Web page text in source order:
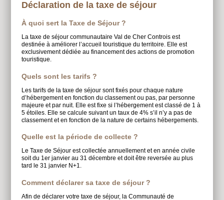
Déclaration de la taxe de séjour
À quoi sert la Taxe de Séjour ?
La taxe de séjour communautaire Val de Cher Controis est
destinée à améliorer l’accueil touristique du territoire. Elle est
exclusivement dédiée au financement des actions de promotion
touristique.
Quels sont les tarifs ?
Les tarifs de la taxe de séjour sont fixés pour chaque nature
d’hébergement en fonction du classement ou pas, par personne
majeure et par nuit. Elle est fixe si l’hébergement est classé de 1 à
5 étoiles. Elle se calcule suivant un taux de 4% s’il n’y a pas de
classement et en fonction de la nature de certains hébergements.
Quelle est la période de collecte ?
Le Taxe de Séjour est collectée annuellement et en année civile
soit du 1er janvier au 31 décembre et doit être reversée au plus
tard le 31 janvier N+1.
Comment déclarer sa taxe de séjour ?
Afin de déclarer votre taxe de séjour, la Communauté de